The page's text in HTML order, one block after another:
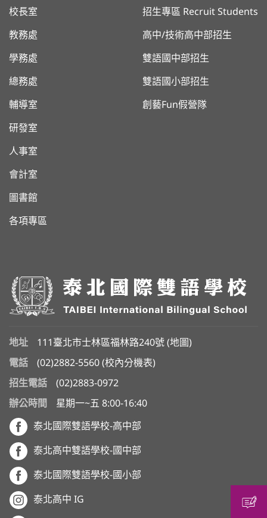
校長室
教務處
學務處
總務處
輔導室
研發室
人事室
會計室
圖書館
各項專區
招生專區 Recruit Students
高中/技術高中部招生
雙語國中部招生
雙語國小部招生
創藝Fun假營隊
地址 111臺北市士林區福林路240號 (地圖 )
電話
(02)2882-5560 (校內分機表)
招生電話
(02)2883-0972
辦公時間
星期一~五 8:00-16:40
泰北國際雙語學校-高中部
泰北高中雙語學校-國中部
泰北國際雙語學校-國小部
泰北高中 IG